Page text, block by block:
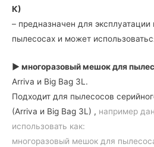
К)
– предназначен для
пылесосах и может
► многоразовый мешок для
Arriva и Big Bag 3L.
Подходит для пылесосов
(Arriva и Big Bag 3L) , например
использовать как:
многоразовый мешок для